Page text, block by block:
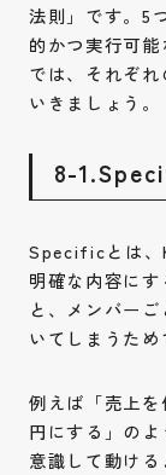
法則」です。5
的かつ実行可
では、それぞ
いきましょう。
8-
Specificとは、
明確な内容に
と、メンバー
いてしまうため
例えば「売上
円にする」の
意識して動ける